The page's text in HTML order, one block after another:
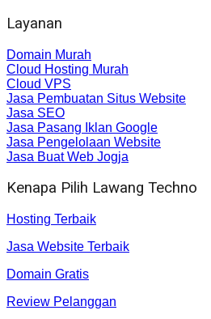
Layanan
Domain Murah
Cloud Hosting Murah
Cloud VPS
Jasa Pembuatan Situs Website
Jasa SEO
Jasa Pasang Iklan Google
Jasa Pengelolaan Website
Jasa Buat Web Jogja
Kenapa Pilih Lawang Techno
Hosting Terbaik
Jasa Website Terbaik
Domain Gratis
Review Pelanggan